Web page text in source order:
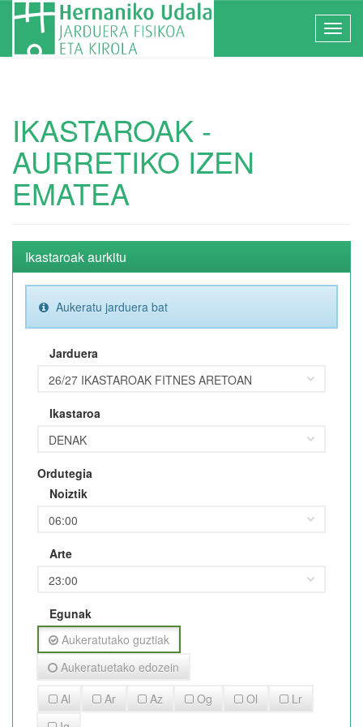
IKASTAROAK -
AURRETIKO IZEN
EMATEA
Ikastaroak aurkitu
Aukeratu jarduera bat
Jarduera
Ikastaroa
Ordutegia
Noiztik
Arte
Egunak
Aukeratutako guztiak
Aukeratuetako edozein
Al
Ar Az Og Ol
Lr